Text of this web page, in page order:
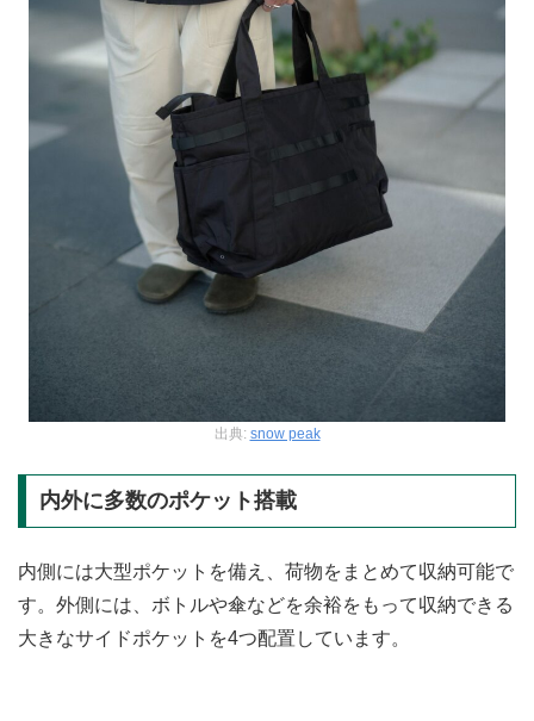
出典: snow peak
内外に多数のポケット搭載
内側には大型ポケットを備え、荷物をまとめて収納可能で
す。外側には、ボトルや傘などを余裕をもって収納できる
大きなサイドポケットを4つ配置しています。